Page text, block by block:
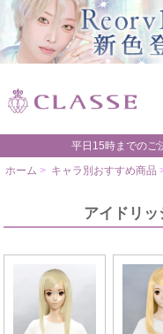
平日15時までのご
ホーム > キャラ別おすすめ商品
アイドリ